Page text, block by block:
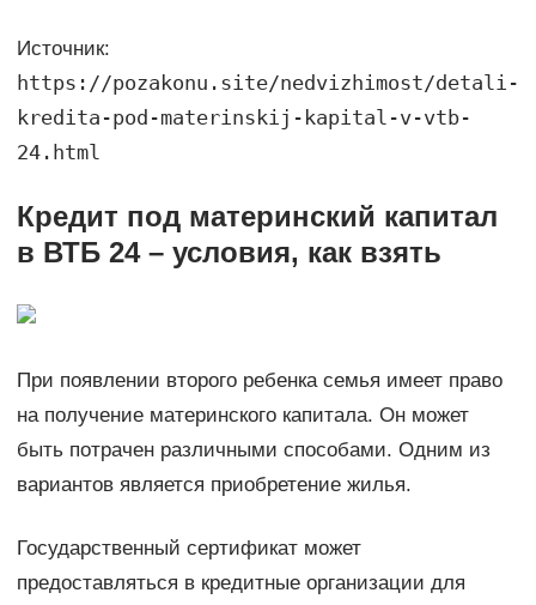
Источник:
https://pozakonu.site/nedvizhimost/detali-
kredita-pod-materinskij-kapital-v-vtb-
24.html
Кредит под материнский капитал
в ВТБ 24 – условия, как взять
При появлении второго ребенка семья имеет право
на получение материнского капитала. Он может
быть потрачен различными способами. Одним из
вариантов является приобретение жилья.
Государственный сертификат может
предоставляться в кредитные организации для